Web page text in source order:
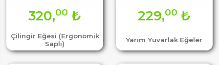
Çilingir Eğesi (Ergonomik
Saplı)
320,00 ₺
Yarım Yuvarlak Eğeler
229,00 ₺